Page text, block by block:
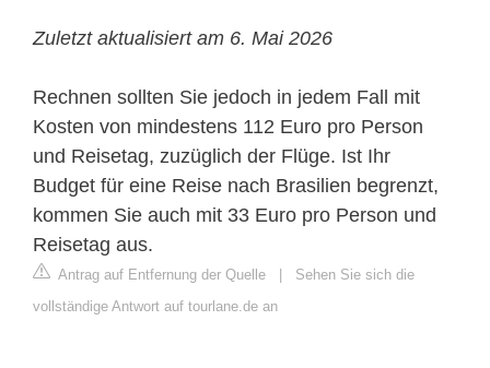
Zuletzt aktualisiert am 6. Mai 2026
Rechnen sollten Sie jedoch in jedem Fall mit
Kosten von mindestens 112 Euro pro Person
und Reisetag, zuzüglich der Flüge. Ist Ihr
Budget für eine Reise nach Brasilien begrenzt,
kommen Sie auch mit 33 Euro pro Person und
Reisetag aus.
Antrag auf Entfernung der Quelle
Sehen Sie sich die
vollständige Antwort auf tourlane.de an